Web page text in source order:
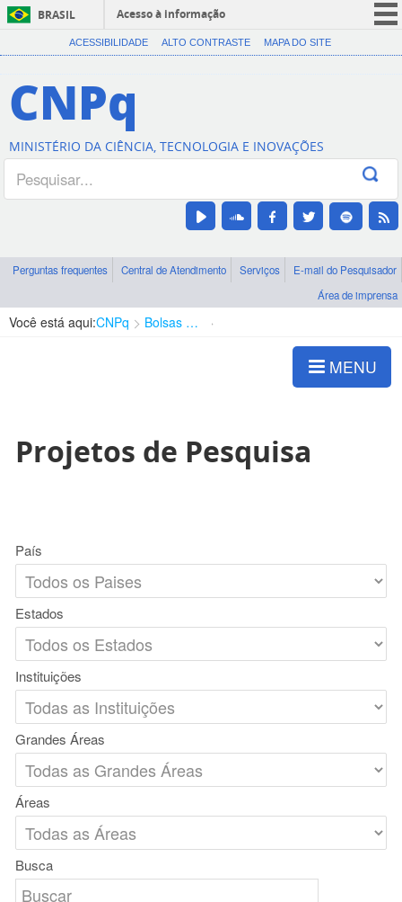
BRASIL
Acesso à informação
CORONAVÍRUS (COVID-19)
Canais
ACESSIBILIDADE ALTO CONTRASTE MAPA DO SITE
CNPq
MINISTÉRIO DA CIÊNCIA, TECNOLOGIA E INOVAÇÕES
Perguntas frequentes Central de Atendimento Serviços
E-mail do Pesquisador
Área de imprensa
Você está aqui:CNPq Bolsas e Auxílios Vigentes
MENU
Projetos de Pesquisa
País
Estados
Instituições
Grandes Áreas
Áreas
Busca